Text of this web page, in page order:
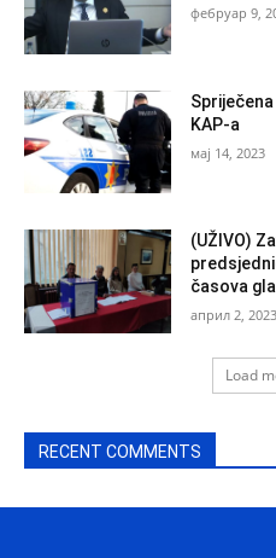
фебруар 9,
KAP-a
мај 14, 2023
(UŽIVO)
časova
април 2, 2023
Load
RECENT COMMENTS